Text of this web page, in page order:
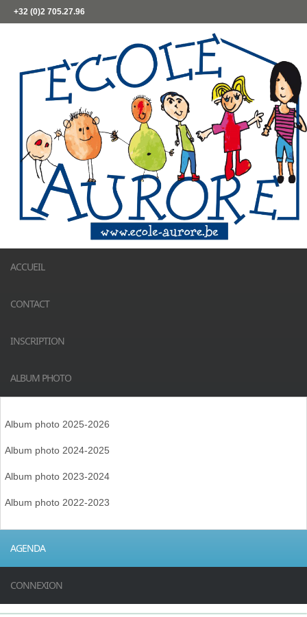
+32 (0)2 705.27.96
ACCUEIL
CONTACT
INSCRIPTION
ALBUM PHOTO
Album photo 2025-2026
Album photo 2024-2025
Album photo 2023-2024
Album photo 2022-2023
AGENDA
CONNEXION